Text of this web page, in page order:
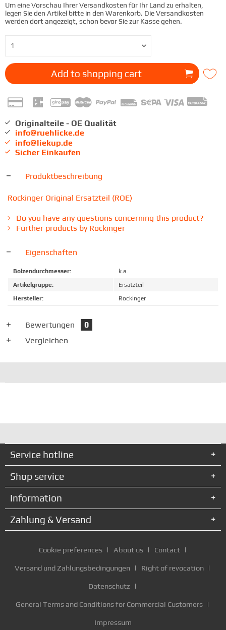
Um eine Vorschau Ihrer Versandkosten für Ihr Land zu erhalten,
legen Sie den Artikel bitte in den Warenkorb. Die Versandkosten
werden dort angezeigt, schon bevor Sie zur Kasse gehen.
Add to shopping cart
Originalteile - OE Qualität
info@ruehlicke.de
info@liekup.de
Sicher Einkaufen
Produktbeschreibung
Rockinger Original Ersatzteil (ROE)
Do you have any questions concerning this product?
Further products by Rockinger
Eigenschaften
Bolzendurchmesser:
k.a.
Artikelgruppe:
Ersatzteil
Hersteller:
Rockinger
Bewertungen
0
Vergleichen
Service hotline
Shop service
Information
Zahlung & Versand
Cookie preferences About us Contact
Versand und Zahlungsbedingungen Right of revocation
Datenschutz
General Terms and Conditions for Commercial Customers
Impressum